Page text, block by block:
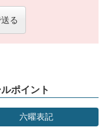
る
ポイント
六曜表記